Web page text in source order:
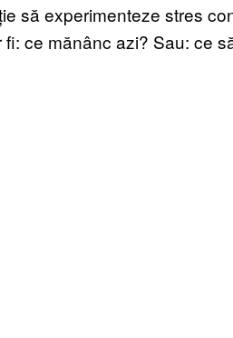
să experimenteze stres
ce mănânc azi? Sau: ce